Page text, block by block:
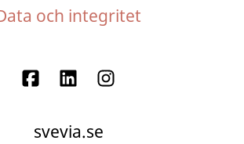
och integritet
svevia.se